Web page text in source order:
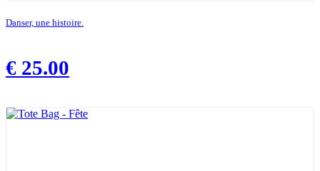
Danser, une histoire.
€ 25.00